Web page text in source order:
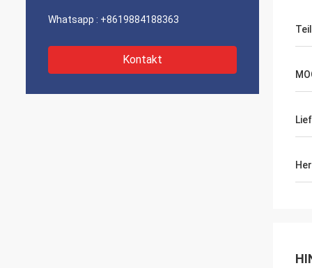
Whatsapp : +8619884188363
Kontakt